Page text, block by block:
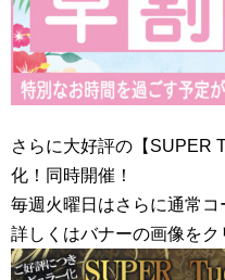
さらに大好評の【SUPER
化！同時開催！
毎週火曜日はさらに通常コ
詳しくはバナーの画像をク